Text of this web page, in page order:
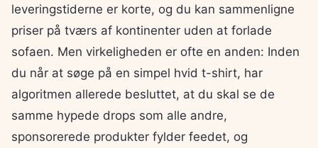
leveringstiderne er korte, og du kan sammenligne
priser på tværs af kontinenter uden at forlade
sofaen. Men virkeligheden er ofte en anden: Inden
du når at søge på en simpel hvid t-shirt, har
algoritmen allerede besluttet, at du skal se de
samme hypede drops som alle andre,
sponsorerede produkter fylder feedet, og